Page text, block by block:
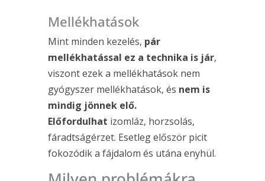
Mellékhatások
Mint minden kezelés, pár
mellékhatással ez a technika is jár,
viszont ezek a mellékhatások nem
gyógyszer mellékhatások, és nem is
mindig jönnek elő.
Előfordulhat izomláz, horzsolás,
fáradtságérzet. Esetleg először picit
fokozódik a fájdalom és utána enyhül.